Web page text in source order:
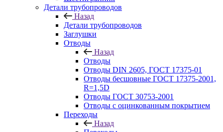
Детали трубопроводов
Назад
Детали трубопроводов
Заглушки
Отводы
Назад
Отводы
Отводы DIN 2605, ГОСТ 17375-01
Отводы бесшовные ГОСТ 17375-2001,
R=1,5D
Отводы ГОСТ 30753-2001
Отводы с оцинкованным покрытием
Переходы
Назад